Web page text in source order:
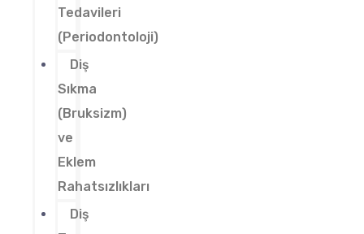
Tedavileri
(Periodontoloji)
Diş
Sıkma
(Bruksizm)
ve
Eklem
Rahatsızlıkları
Diş